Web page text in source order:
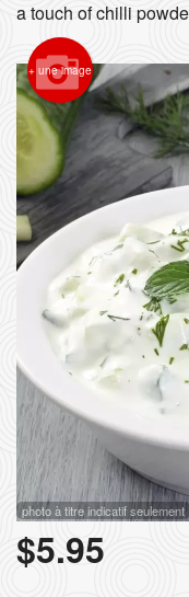
Panier (0)
a touch of chilli
+ une image
photo à titre indicatif seulement
$5.95